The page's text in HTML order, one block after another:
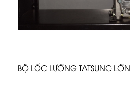
BỘ LỐC LƯỜNG TATSUNO LỚN